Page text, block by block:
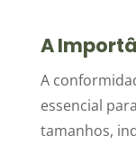
A
A
essencial
tamanhos,